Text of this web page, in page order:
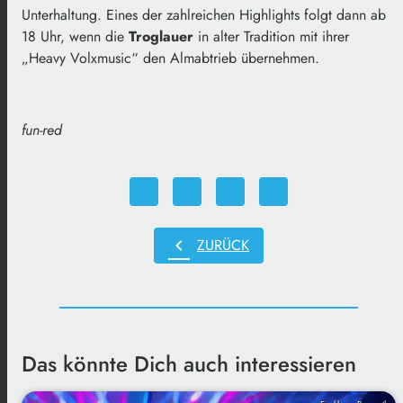
Unterhaltung. Eines der zahlreichen Highlights folgt dann ab
18 Uhr, wenn die Troglauer in alter Tradition mit ihrer
„Heavy Volxmusic“ den Almabtrieb übernehmen.
fun-red
chevron_left ZURÜCK
Das könnte Dich auch interessieren